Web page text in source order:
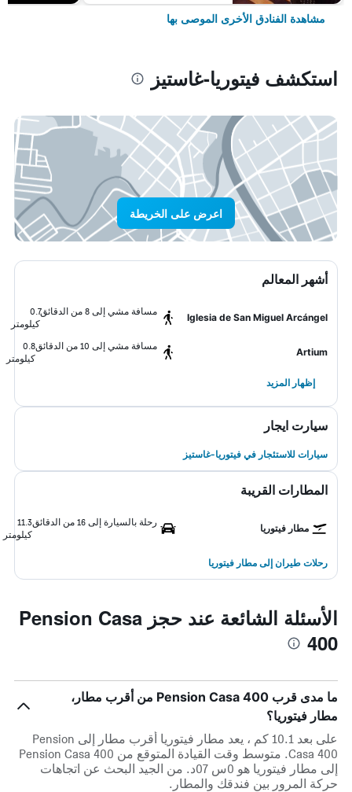
مشاهدة الفنادق الأخرى الموصى بها
استكشف فيتوريا-غاستيز
اعرض على الخريطة
أشهر المعالم
Iglesia de San Miguel Arcángel
مسافة مشي إلى 8 من الدقائق
0.7
كيلومتر
Artium
مسافة مشي إلى 10 من الدقائق
0.8
كيلومتر
إظهار المزيد
سيارت ايجار
سيارات للاستئجار في فيتوريا-غاستيز
المطارات القريبة
مطار فيتوريا
رحلة بالسيارة إلى 16 من الدقائق
11.3
كيلومتر
رحلات طيران إلى مطار فيتوريا
الأسئلة الشائعة عند حجز Pension Casa
400
ما مدى قرب Pension Casa 400 من أقرب مطار،
مطار فيتوريا؟
على بعد 10.1 كم ، يعد مطار فيتوريا أقرب مطار إلى Pension
Casa 400. متوسط وقت القيادة المتوقع من Pension Casa 400
إلى مطار فيتوريا هو 0س 07د. من الجيد البحث عن اتجاهات
حركة المرور بين فندقك والمطار.